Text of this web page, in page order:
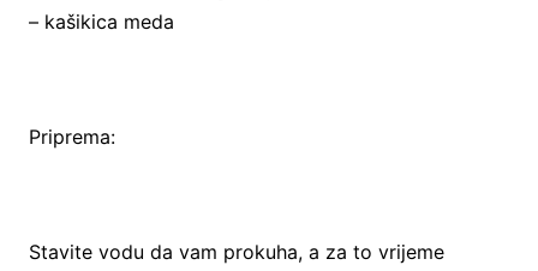
– kašikica meda
Priprema:
Stavite vodu da vam prokuha, a za to vrijeme